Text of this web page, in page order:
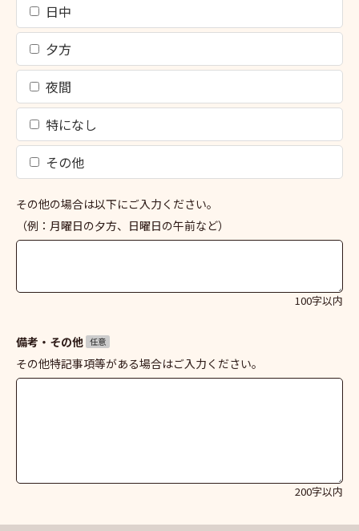
日中
夕方
夜間
特になし
その他
その他の場合は以下にご入力ください。
（例：月曜日の夕方、日曜日の午前など）
100字以内
備考・その他 任意
その他特記事項等がある場合はご入力ください。
200字以内